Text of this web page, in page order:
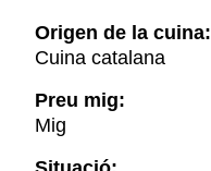
Origen de la cuina:
Cuina catalana
Preu mig:
Mig